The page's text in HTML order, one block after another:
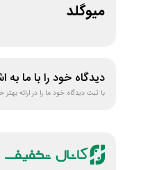
میوگلد
دیدگاه خود را با ما به
با ثبت دیدگاه خود ما را در ارائه